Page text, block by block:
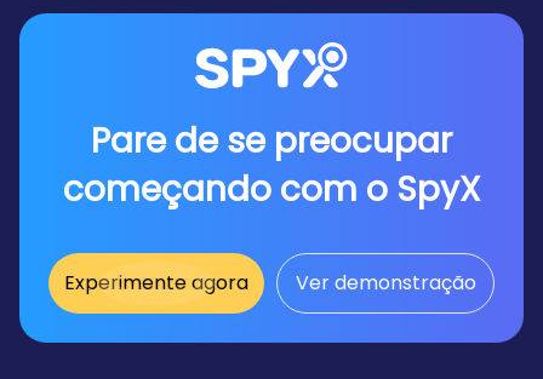
Pare de se preocupar
começando com o SpyX
Experimente agora Ver demonstração